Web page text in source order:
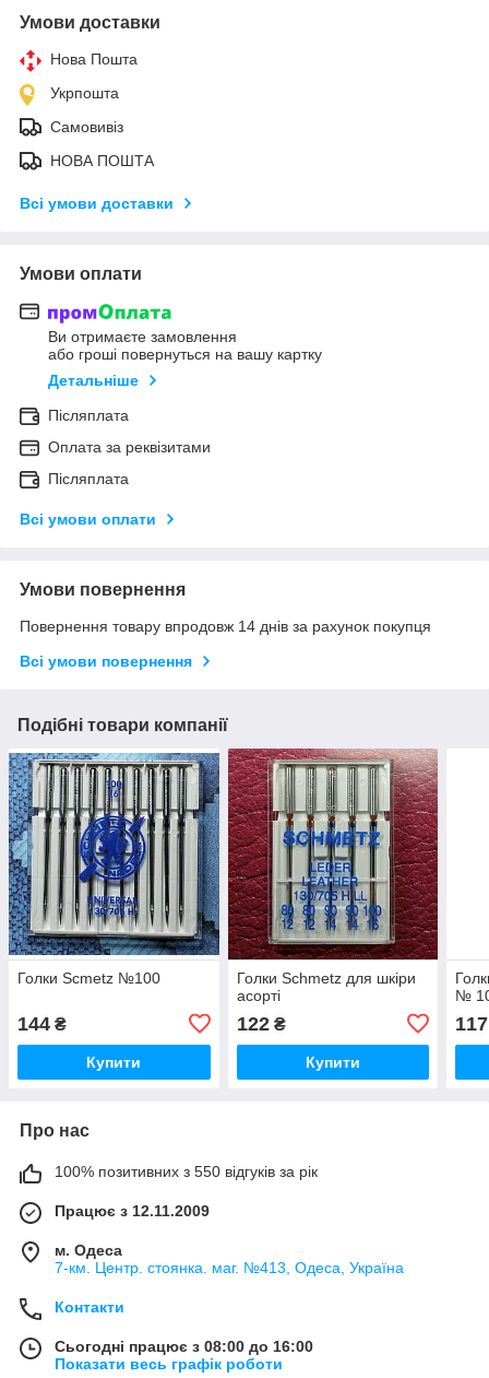
Умови доставки
Нова Пошта
Укрпошта
Самовивіз
НОВА ПОШТА
Всі умови доставки
Умови оплати
Ви отримаєте замовлення
або гроші повернуться на вашу картку
Детальніше
Післяплата
Оплата за реквізитами
Післяплата
Всі умови оплати
Умови повернення
Повернення товару впродовж 14 днів за рахунок покупця
Всі умови повернення
Подібні товари компанії
Голки Scmetz №100
144 ₴
Купити
Голки Schmetz для шкіри
асорті
122₴
Купити
№
117
Про нас
100% позитивних з 550 відгуків за рік
Працює з 12.11.2009
м. Одеса
7-км. Центр. стоянка. маг. №413, Одеса, Україна
Контакти
Сьогодні працює з 08:00 до 16:00
Показати весь графік роботи